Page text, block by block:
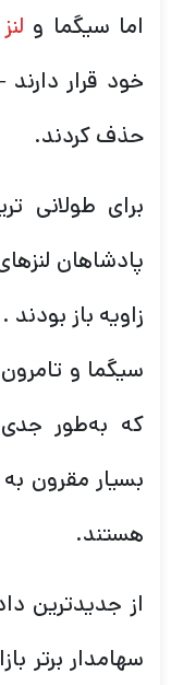
اما سیگما و
حذف کردند.
برای طولانی
پادشاهان
زاویه باز
سیگما و تامرون
که به‌طور جدی
بسیار مقرون
هستند.
سهامدار برتر